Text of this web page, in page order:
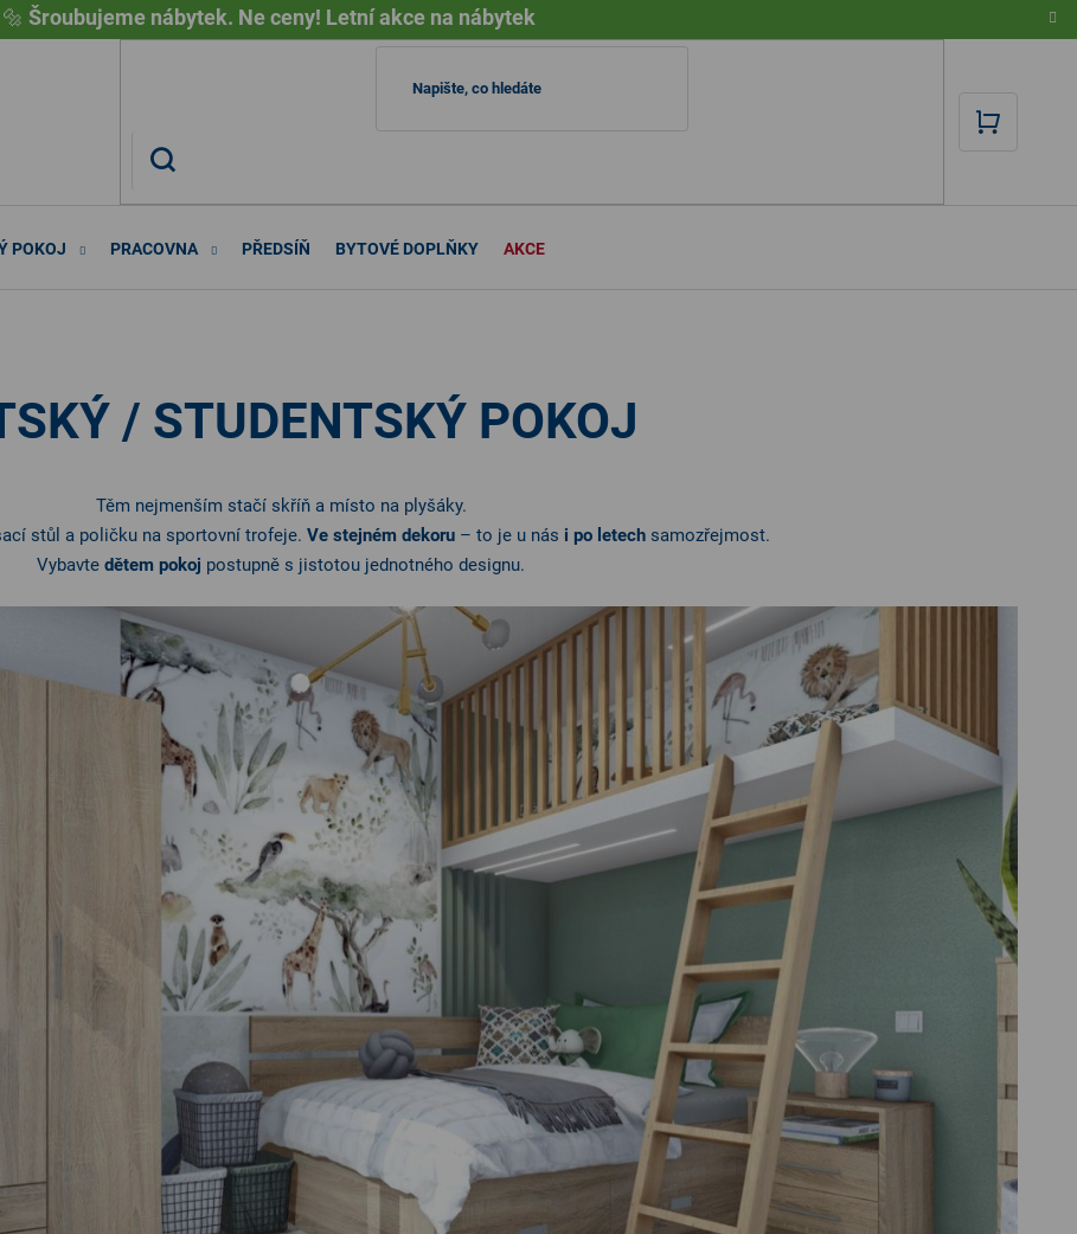
🔩 Šroubujeme nábytek. Ne ceny! Letní akce na nábytek
POKOJ PRACOVNA PŘEDSÍŇ BYTOVÉ DOPLŇKY AKCE
/ STUDENTSKÝ POKOJ
Těm nejmenším stačí skříň a místo na plyšáky.
stůl a poličku na sportovní trofeje. Ve stejném dekoru – to je u nás i po letech samozřejmost.
Vybavte dětem pokoj postupně s jistotou jednotného designu.